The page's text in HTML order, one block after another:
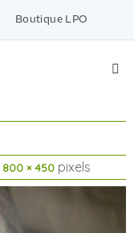
Boutique LPO
800 × 450 pixels